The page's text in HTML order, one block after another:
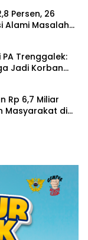
Persen, 26
Alami Masalah
PA Trenggalek:
Jadi Korban
Rp 6,7 Miliar
Masyarakat di